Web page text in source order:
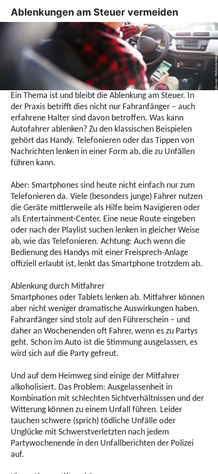
Ablenkungen am Steuer vermeiden
Ein Thema ist und bleibt die Ablenkung am Steuer. In
der Praxis betrifft dies nicht nur Fahranfänger – auch
erfahrene Halter sind davon betroffen. Was kann
Autofahrer ablenken? Zu den klassischen Beispielen
gehört das Handy. Telefonieren oder das Tippen von
Nachrichten lenken in einer Form ab, die zu Unfällen
führen kann.
Aber: Smartphones sind heute nicht einfach nur zum
Telefonieren da. Viele (besonders junge) Fahrer nutzen
die Geräte mittlerweile als Hilfe beim Navigieren oder
als Entertainment-Center. Eine neue Route eingeben
oder nach der Playlist suchen lenken in gleicher Weise
ab, wie das Telefonieren. Achtung: Auch wenn die
Bedienung des Handys mit einer Freisprech-Anlage
offiziell erlaubt ist, lenkt das Smartphone trotzdem ab.
Ablenkung durch Mitfahrer
Smartphones oder Tablets lenken ab. Mitfahrer können
aber nicht weniger dramatische Auswirkungen haben.
Fahranfänger sind stolz auf den Führerschein – und
daher an Wochenenden oft Fahrer, wenn es zu Partys
geht. Schon im Auto ist die Stimmung ausgelassen, es
wird sich auf die Party gefreut.
Und auf dem Heimweg sind einige der Mitfahrer
alkoholisiert. Das Problem: Ausgelassenheit in
Kombination mit schlechten Sichtverhältnissen und der
Witterung können zu einem Unfall führen. Leider
tauchen schwere (sprich) tödliche Unfälle oder
Unglücke mit Schwerstverletzten nach jedem
Partywochenende in den Unfallberichten der Polizei
auf.